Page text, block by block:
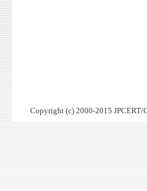
Copyright (c) 2000-2015 JPCERT/